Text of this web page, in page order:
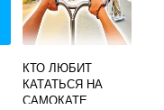
КТО ЛЮБИТ
КАТАТЬСЯ НА
САМОКАТЕ